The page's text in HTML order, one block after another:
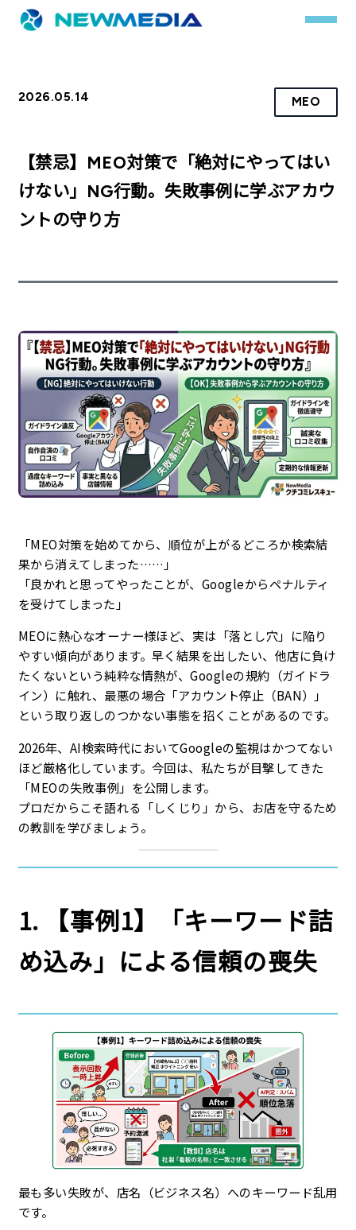
事業内容
サービス一覧
クチコミレスキュー
実績
会社概要
企業理念
最新情報
お知らせ
お問い合わせ
2026.05.14 MEO
【禁忌】MEO対策で「絶対にやってはい
けない」NG行動。失敗事例に学ぶアカウ
ントの守り方
「MEO対策を始めてから、順位が上がるどころか検索結
果から消えてしまった……」
「良かれと思ってやったことが、Googleからペナルティ
を受けてしまった」
MEOに熱心なオーナー様ほど、実は「落とし穴」に陥り
やすい傾向があります。早く結果を出したい、他店に負け
たくないという純粋な情熱が、Googleの規約（ガイドラ
イン）に触れ、最悪の場合「アカウント停止（BAN）」
という取り返しのつかない事態を招くことがあるのです。
2026年、AI検索時代においてGoogleの監視はかつてない
ほど厳格化しています。今回は、私たちが目撃してきた
「MEOの失敗事例」を公開します。
プロだからこそ語れる「しくじり」から、お店を守るため
の教訓を学びましょう。
1. 【事例1】「キーワード詰
め込み」による信頼の喪失
最も多い失敗が、店名（ビジネス名）へのキーワード乱用
です。